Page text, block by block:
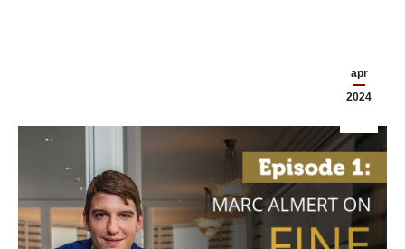
apr
2024